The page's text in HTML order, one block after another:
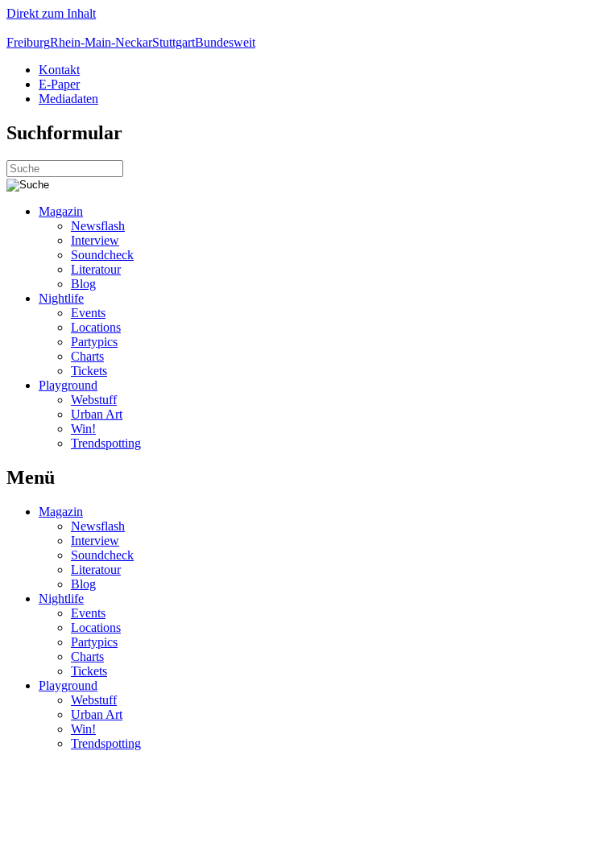
Direkt zum Inhalt
FreiburgRhein-Main-NeckarStuttgartBundesweit
Kontakt
E-Paper
Mediadaten
Suchformular
Magazin
Newsflash
Interview
Soundcheck
Literatour
Blog
Nightlife
Events
Locations
Partypics
Charts
Tickets
Playground
Webstuff
Urban Art
Win!
Trendspotting
Menü
Magazin
Newsflash
Interview
Soundcheck
Literatour
Blog
Nightlife
Events
Locations
Partypics
Charts
Tickets
Playground
Webstuff
Urban Art
Win!
Trendspotting